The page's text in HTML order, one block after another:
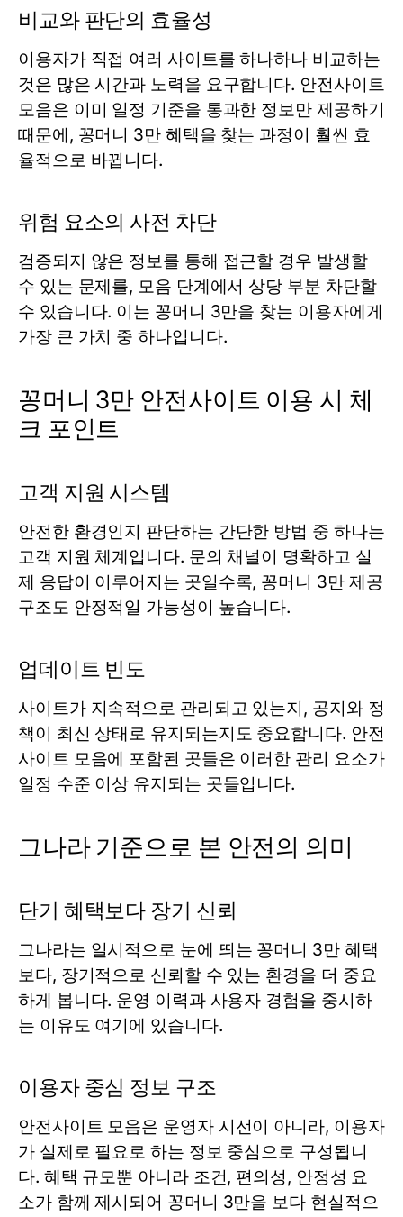
비교와 판단의 효율성
이용자가 직접 여러 사이트를 하나하나 비교하는
것은 많은 시간과 노력을 요구합니다. 안전사이트
모음은 이미 일정 기준을 통과한 정보만 제공하기
때문에, 꽁머니 3만 혜택을 찾는 과정이 훨씬 효
율적으로 바뀝니다.
위험 요소의 사전 차단
검증되지 않은 정보를 통해 접근할 경우 발생할
수 있는 문제를, 모음 단계에서 상당 부분 차단할
수 있습니다. 이는 꽁머니 3만을 찾는 이용자에게
가장 큰 가치 중 하나입니다.
꽁머니 3만 안전사이트 이용 시 체
크 포인트
고객 지원 시스템
안전한 환경인지 판단하는 간단한 방법 중 하나는
고객 지원 체계입니다. 문의 채널이 명확하고 실
제 응답이 이루어지는 곳일수록, 꽁머니 3만 제공
구조도 안정적일 가능성이 높습니다.
업데이트 빈도
사이트가 지속적으로 관리되고 있는지, 공지와 정
책이 최신 상태로 유지되는지도 중요합니다. 안전
사이트 모음에 포함된 곳들은 이러한 관리 요소가
일정 수준 이상 유지되는 곳들입니다.
그나라 기준으로 본 안전의 의미
단기 혜택보다 장기 신뢰
그나라는 일시적으로 눈에 띄는 꽁머니 3만 혜택
보다, 장기적으로 신뢰할 수 있는 환경을 더 중요
하게 봅니다. 운영 이력과 사용자 경험을 중시하
는 이유도 여기에 있습니다.
이용자 중심 정보 구조
안전사이트 모음은 운영자 시선이 아니라, 이용자
가 실제로 필요로 하는 정보 중심으로 구성됩니
다. 혜택 규모뿐 아니라 조건, 편의성, 안정성 요
소가 함께 제시되어 꽁머니 3만을 보다 현실적으